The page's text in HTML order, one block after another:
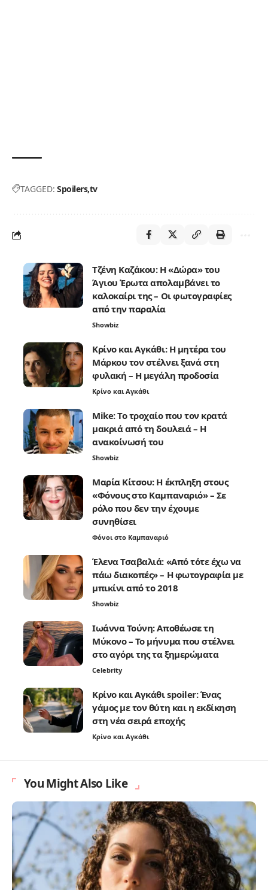
TAGGED: Spoilerstv
Τζένη Καζάκου: Η «Δώρα» του
Άγιου Έρωτα απολαμβάνει το
καλοκαίρι της – Οι φωτογραφίες
από την παραλία
Showbiz
Κρίνο και Αγκάθι: Η μητέρα του
Μάρκου τον στέλνει ξανά στη
φυλακή – Η μεγάλη προδοσία
Κρίνο και Αγκάθι
Mike: Το τροχαίο που τον κρατά
μακριά από τη δουλειά – Η
ανακοίνωσή του
Showbiz
Μαρία Κίτσου: Η έκπληξη στους
«Φόνους στο Καμπαναριό» – Σε
ρόλο που δεν την έχουμε
συνηθίσει
Φόνοι στο Καμπαναριό
Έλενα Τσαβαλιά: «Από τότε έχω να
πάω διακοπές» – Η φωτογραφία με
μπικίνι από το 2018
Showbiz
Ιωάννα Τούνη: Αποθέωσε τη
Μύκονο – Το μήνυμα που στέλνει
στο αγόρι της τα ξημερώματα
Celebrity
Κρίνο και Αγκάθι spoiler: Ένας
γάμος με τον θύτη και η εκδίκηση
στη νέα σειρά εποχής
Κρίνο και Αγκάθι
You Might Also Like